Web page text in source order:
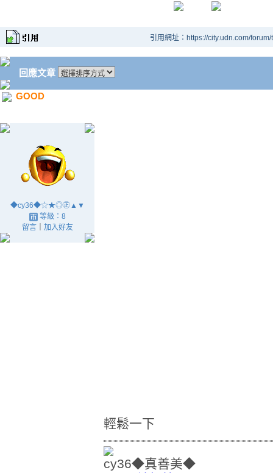
引用網址：https://city.udn.com/
回應文章
GOOD
◆cy36◆☆★◎㊣▲▼
等級：8
留言｜ 加入好友
輕鬆一下
cy36◆真善美◆